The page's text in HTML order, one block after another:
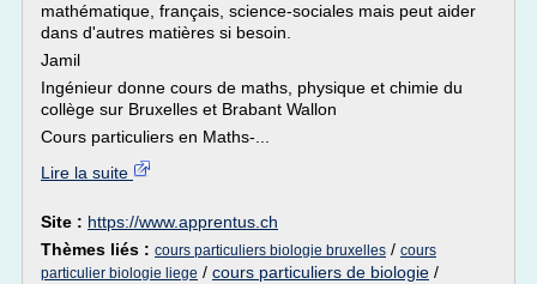
mathématique, français, science-sociales mais peut aider
dans d'autres matières si besoin.
Jamil
Ingénieur donne cours de maths, physique et chimie du
collège sur Bruxelles et Brabant Wallon
Cours particuliers en Maths-...
Lire la suite
Site : https://www.apprentus.ch
Thèmes liés : cours particuliers biologie bruxelles / cours
particulier biologie liege / cours particuliers de biologie /